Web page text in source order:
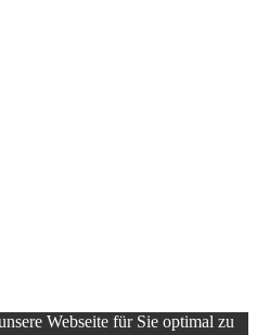
Webseite für Sie optimal zu